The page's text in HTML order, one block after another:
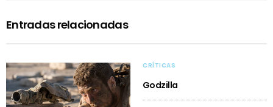
Entradas relacionadas
CRÍTICAS
Godzilla